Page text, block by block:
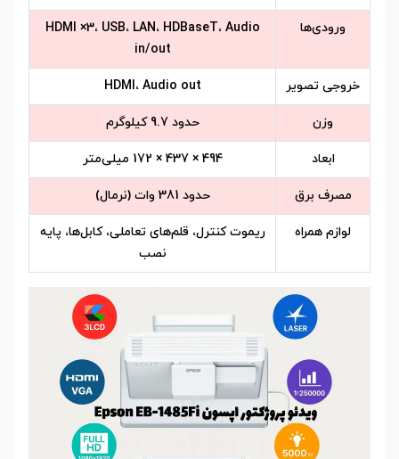
ورودی‌ها
HDMI ×3، USB، LAN، HDBaseT، Audio
in/out
خروجی تصویر HDMI، Audio out
وزن حدود 9.7 کیلوگرم
ابعاد 494 × 437 × 172 میلی‌متر
مصرف برق حدود 381 وات (نرمال)
لوازم همراه
ریموت کنترل، قلم‌های تعاملی، کابل‌ها، پایه
نصب